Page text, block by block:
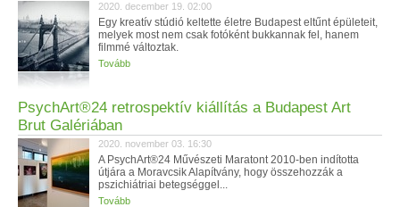
2020. december 19. 02:00
Egy kreatív stúdió keltette életre Budapest eltűnt épületeit,
melyek most nem csak fotóként bukkannak fel, hanem
filmmé változtak.
Tovább
PsychArt®24 retrospektív kiállítás a Budapest Art
Brut Galériában
2020. november 03. 16:30
A PsychArt®24 Művészeti Maratont 2010-ben indította
útjára a Moravcsik Alapítvány, hogy összehozzák a
pszichiátriai betegséggel...
Tovább